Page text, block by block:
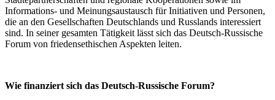
Informations- und Meinungsaustausch für Initiativen und Personen,
die an den Gesellschaften Deutschlands und Russlands interessiert
sind. In seiner gesamten Tätigkeit lässt sich das Deutsch-Russische
Forum von friedensethischen Aspekten leiten.
Wie finanziert sich das Deutsch-Russische Forum?